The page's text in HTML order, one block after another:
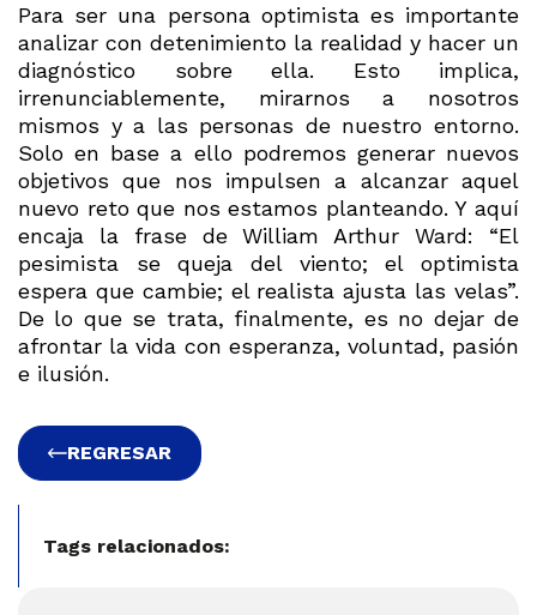
Para ser una persona optimista es importante
analizar con detenimiento la realidad y hacer un
diagnóstico sobre ella. Esto implica,
irrenunciablemente, mirarnos a nosotros
mismos y a las personas de nuestro entorno.
Solo en base a ello podremos generar nuevos
objetivos que nos impulsen a alcanzar aquel
nuevo reto que nos estamos planteando. Y aquí
encaja la frase de William Arthur Ward: “El
pesimista se queja del viento; el optimista
espera que cambie; el realista ajusta las velas”.
De lo que se trata, finalmente, es no dejar de
afrontar la vida con esperanza, voluntad, pasión
e ilusión.
REGRESAR
Tags relacionados: